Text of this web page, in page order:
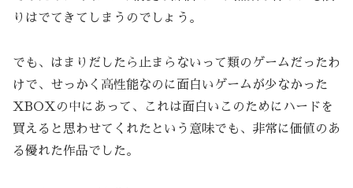
りはでてきてしまうのでしょう。
でも、はまりだしたら止まらないって類のゲームだったわ
けで、せっかく高性能なのに面白いゲームが少なかった
XBOXの中にあって、これは面白いこのためにハードを
買えると思わせてくれたという意味でも、非常に価値のあ
る優れた作品でした。